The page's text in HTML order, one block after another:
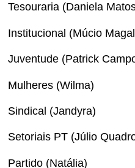
Tesouraria (Daniela
Institucional (Múcio
Juventude (Patrick
Mulheres (Wilma)
Sindical (Jandyra)
Setoriais PT (Júlio
Partido (Natália)